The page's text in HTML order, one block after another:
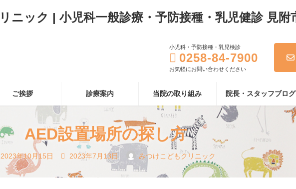
小児科・予防接種・乳児検診
0258-84-7900
お気軽にお問い合わせください
ご挨拶 診療案内 当院の取り組み 院長・スタッフブログ
AED設置場所の探し方
2023年10月15日
最
終
新
日
2023年7月13日 みつけこどもクリニック